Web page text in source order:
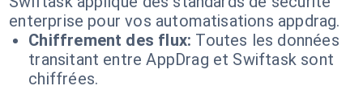
enterprise pour vos automatisations appdrag.
Chiffrement des flux: Toutes les données
transitant entre AppDrag et Swiftask sont
chiffrées.